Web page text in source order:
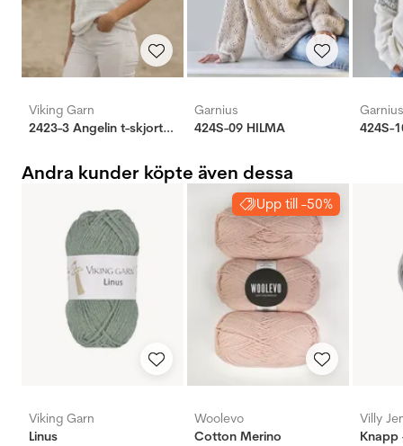
Viking Garn
2423-3 Angelin t-skjorte naturhvit
Garnius
424S-09 HILMA
Garnius
424S-
Andra kunder köpte även dessa
Viking Garn
Linus
Upp till -50%
Woolevo
Cotton Merino
Villy
Knapp